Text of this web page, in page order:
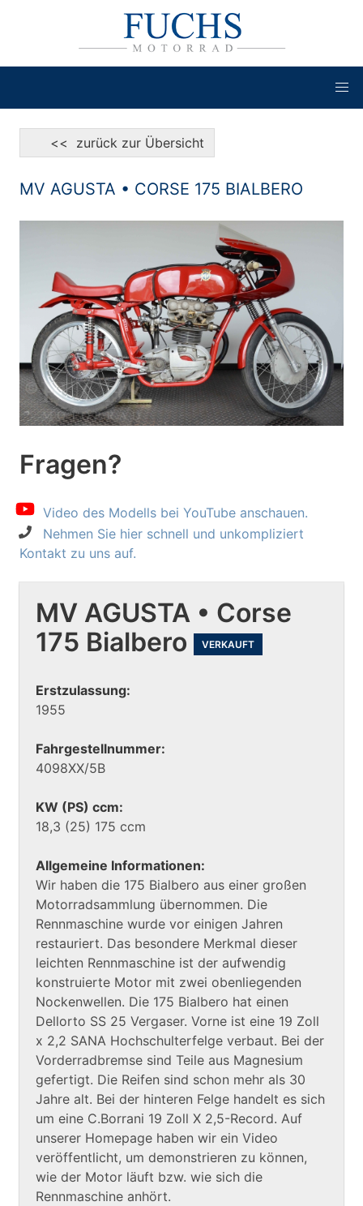
<< zurück zur Übersicht
MV AGUSTA • CORSE 175 BIALBERO
Fragen?
Video des Modells bei YouTube anschauen.
Nehmen Sie hier schnell und unkompliziert
Kontakt zu uns auf.
MV AGUSTA • Corse
175 Bialbero
VERKAUFT
Erstzulassung:
1955
Fahrgestellnummer:
4098XX/5B
KW (PS) ccm:
18,3 (25) 175 ccm
Allgemeine Informationen:
Wir haben die 175 Bialbero aus einer großen
Motorradsammlung übernommen. Die
Rennmaschine wurde vor einigen Jahren
restauriert. Das besondere Merkmal dieser
leichten Rennmaschine ist der aufwendig
konstruierte Motor mit zwei obenliegenden
Nockenwellen. Die 175 Bialbero hat einen
Dellorto SS 25 Vergaser. Vorne ist eine 19 Zoll
x 2,2 SANA Hochschulterfelge verbaut. Bei der
Vorderradbremse sind Teile aus Magnesium
gefertigt. Die Reifen sind schon mehr als 30
Jahre alt. Bei der hinteren Felge handelt es sich
um eine C.Borrani 19 Zoll X 2,5-Record. Auf
unserer Homepage haben wir ein Video
veröffentlicht, um demonstrieren zu können,
wie der Motor läuft bzw. wie sich die
Rennmaschine anhört.